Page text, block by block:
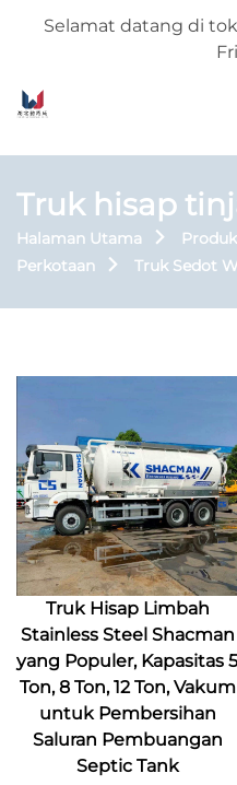
Selamat datang di
Truk hisap
Halaman Utama Produk
Perkotaan
Truk Sedot
Truk Hisap Limbah
Stainless Steel Shacman
yang Populer, Kapasitas 5
Ton, 8 Ton, 12 Ton, Vakum
untuk Pembersihan
Saluran Pembuangan
Septic Tank